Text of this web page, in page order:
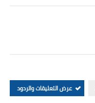
عرض التعليقات والردود